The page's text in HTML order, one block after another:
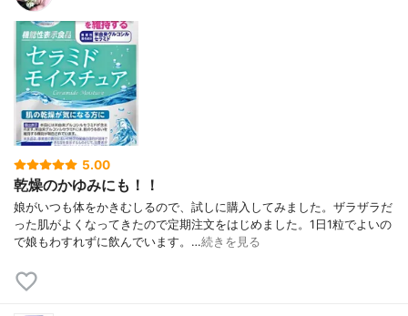
5.00
乾燥のかゆみにも！！
娘がいつも体をかきむしるので、試しに購入してみました。ザラザラだ
った肌がよくなってきたので定期注文をはじめました。1日1粒でよいの
で娘もわすれずに飲んでいます。…続きを見る